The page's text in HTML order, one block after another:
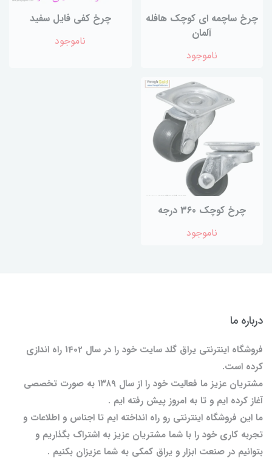
چرخ ساچمه ای کوچک هافله
آلمان
ناموجود
چرخ کفی فایل سفید
ناموجود
چرخ کوچک 360 درجه
ناموجود
درباره ما
فروشگاه اینترنتی یراق گلد سایت خود را در سال 1402 راه اندازی
کرده است.
مشتریان عزیز ما فعالیت خود را از سال ۱۳۸۹ به صورت تخصصی
آغاز کرده ایم و تا به امروز پیش رفته ایم .
ما این فروشگاه اینترنتی رو راه انداخته ایم تا اجناس و اطلاعات و
تجربه کاری خود را با شما مشتریان عزیز به اشتراک بگذاریم و
بتوانیم در صنعت ابزار و یراق کمکی به شما عزیزان بکنیم .